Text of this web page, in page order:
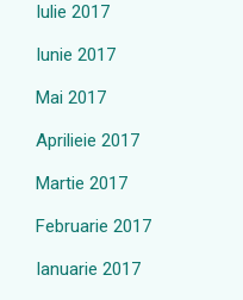
Iulie 2017
Iunie 2017
Mai 2017
Aprilieie 2017
Martie 2017
Februarie 2017
Ianuarie 2017